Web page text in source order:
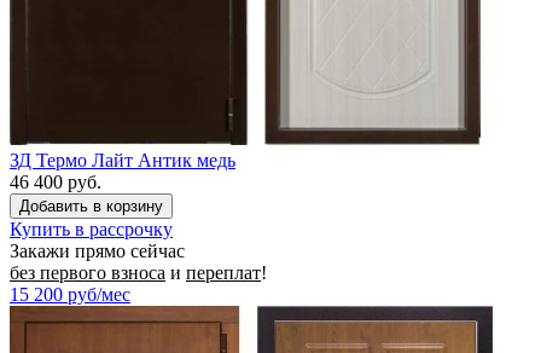
ЗД Термо Лайт Антик медь
46 400 руб.
Купить в рассрочку
Закажи прямо сейчас
без первого взноса и переплат!
15 200 руб/мес